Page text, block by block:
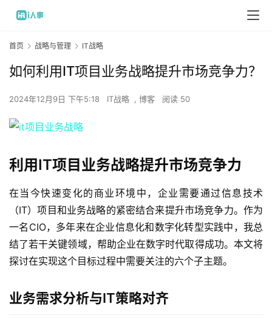
首页 战略与管理 IT战略
如何利用IT项目业务战略提升市场竞争力？
2024年12月9日 下午5:18 IT战略 , 博客 阅读 50
利用IT项目业务战略提升市场竞争力
在当今快速变化的商业环境中，企业需要通过信息技术
（IT）项目和业务战略的紧密结合来提升市场竞争力。作为
一名CIO，多年来在企业信息化和数字化转型实践中，我总
结了若干关键领域，帮助企业在数字时代取得成功。本文将
探讨在实现这个目标过程中需要关注的六个子主题。
业务需求分析与IT策略对齐